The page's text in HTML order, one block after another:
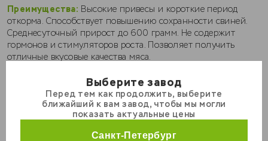
КРС
МРС
Свиньи
Выберите завод
Перед тем как продолжить, выберите
ближайший к вам завод, чтобы мы могли
показать актуальные цены
Санкт-Петербург
Преимущества: Высокие привесы и короткие период
откорма. Способствует повышению сохранности свиней.
Среднесуточный прирост до 600 грамм. Не содержит
гормонов и стимуляторов роста. Позволяет получить
отличные вкусовые качества мяса.
₽
Вес